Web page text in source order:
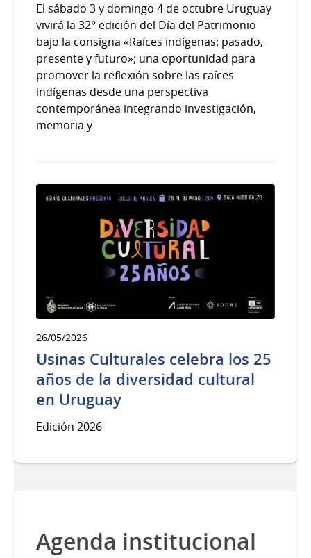
El sábado 3 y domingo 4 de octubre Uruguay
vivirá la 32° edición del Día del Patrimonio
bajo la consigna «Raíces indígenas: pasado,
presente y futuro»; una oportunidad para
promover la reflexión sobre las raíces
indígenas desde una perspectiva
contemporánea integrando investigación,
memoria y
26/05/2026
Usinas Culturales celebra los 25
años de la diversidad cultural
en Uruguay
Edición 2026
Agenda institucional